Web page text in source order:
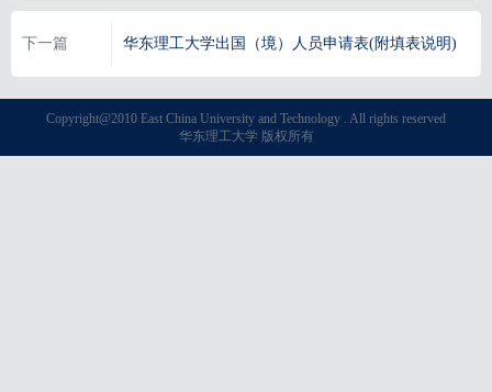
下一篇 华东理工大学出国（境）人员申请表(附填表说明)
Copyright@2010 East China University and Technology . All rights reserved
华东理工大学 版权所有